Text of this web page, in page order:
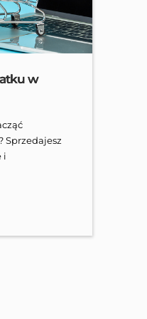
w
Sprzedajesz
i